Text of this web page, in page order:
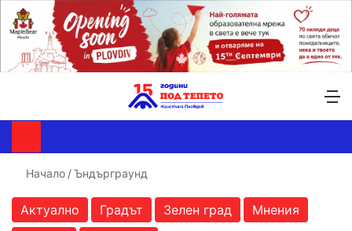
Начало /Ъндърграунд
Актуално Градът Зелен град
Мнения